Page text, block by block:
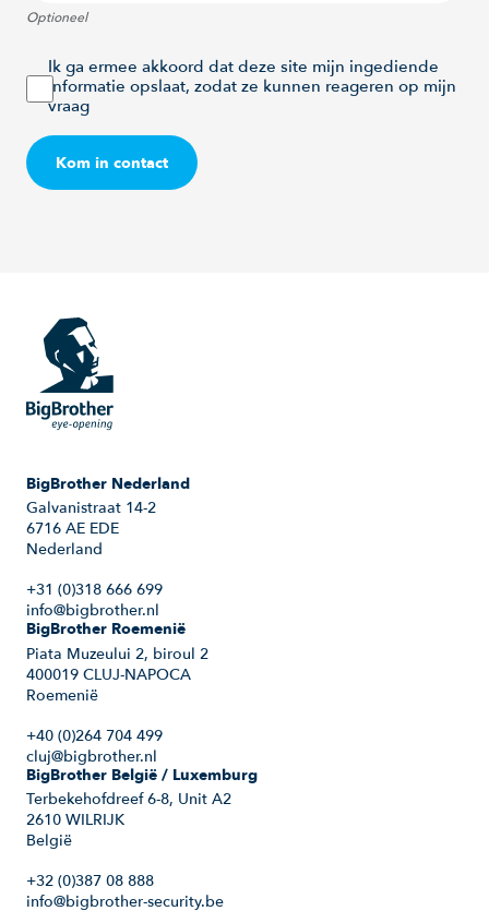
Optioneel
Ik ga ermee akkoord dat deze site mijn ingediende
informatie opslaat, zodat ze kunnen reageren op mijn
vraag
Kom in contact
BigBrother Nederland
Galvanistraat 14-2
6716 AE EDE
Nederland
+31 (0)318 666 699
info@bigbrother.nl
BigBrother Roemenië
Piata Muzeului 2, biroul 2
400019 CLUJ-NAPOCA
Roemenië
+40 (0)264 704 499
cluj@bigbrother.nl
BigBrother België / Luxemburg
Terbekehofdreef 6-8, Unit A2
2610 WILRIJK
België
+32 (0)387 08 888
info@bigbrother-security.be